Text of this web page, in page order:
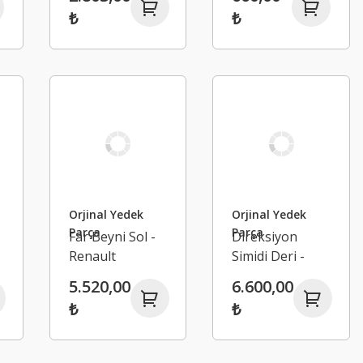
Renault
255501169R
₺
Sedan
₺
Orjinal Yedek
Parça
Far Beyni Sol -
Renault
285759447R
5.520,00
₺
Orjinal Yedek
Parça
Direksiyon
Simidi Deri -
Megane 4
Talisman Kadjar
6.600,00
₺